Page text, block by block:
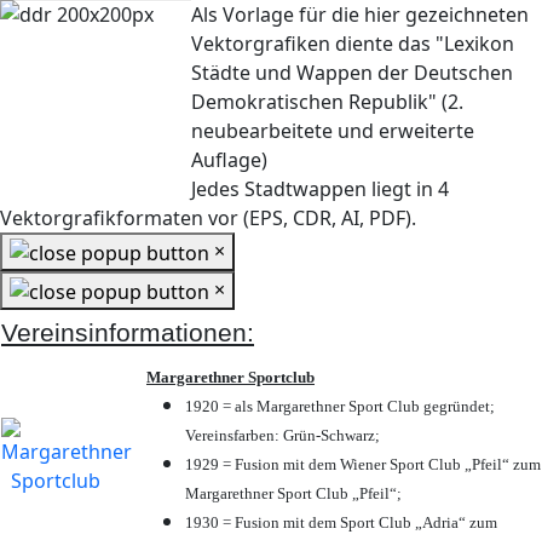
Als Vorlage für die hier gezeichneten
Vektorgrafiken diente das "Lexikon
Städte und Wappen der Deutschen
Demokratischen Republik" (2.
neubearbeitete und erweiterte
Auflage)
Jedes Stadtwappen liegt in 4
Vektorgrafikformaten vor (EPS, CDR, AI, PDF).
×
×
Vereinsinformationen:
Margarethner Sportclub
1920 = als Margarethner Sport Club gegründet;
Vereinsfarben: Grün-Schwarz;
1929 = Fusion mit dem Wiener Sport Club „Pfeil“ zum
Margarethner Sport Club „Pfeil“;
1930 = Fusion mit dem Sport Club „Adria“ zum